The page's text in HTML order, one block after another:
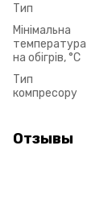
Тип
Мінімальна
температура
на обігрів, °C
Тип
компресору
Отзывы